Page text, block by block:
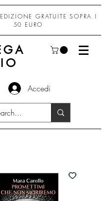
GRATUITE SOPRA I
50 EURO
Accedi